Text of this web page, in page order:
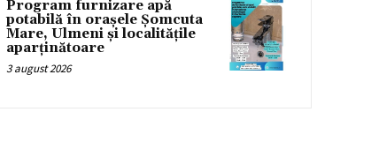
Program furnizare apă
potabilă în orașele Șomcuta
Mare, Ulmeni și localitățile
aparținătoare
3 august 2026